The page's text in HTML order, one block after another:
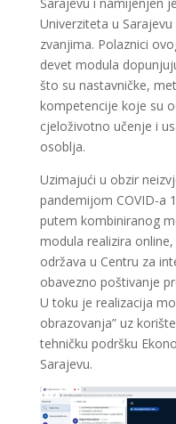
Univerziteta u
zvanjima. Polaznici
devet modula
što su nastavničke,
kompetencije koje su
cjeloživotno učenje i
osoblja.
Uzimajući u obzir
pandemijom COVID-a
putem kombiniranog
modula realizira
održava u Centru za
obavezno poštivanje
U toku je realizacija
obrazovanja” uz
tehničku podršku
Sarajevu.